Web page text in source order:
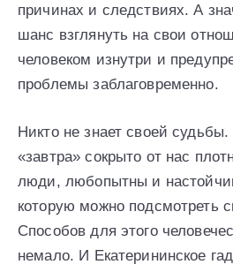
причинах и следствиях. А
шанс взглянуть на свои
человеком изнутри и
проблемы заблаговременно.
Никто не знает своей
«завтра» сокрыто от нас
люди, любопытны и
которую можно подсмотреть
Способов для этого
немало. И Екатерининское